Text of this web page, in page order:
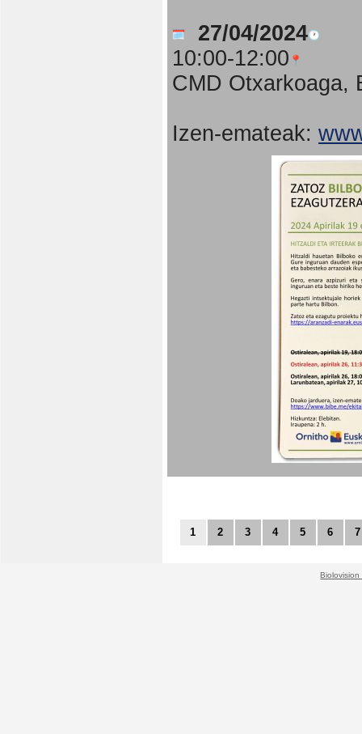
27/04/2024
10:00-12:00
CMD Otxarkoaga,
Izen-emateak:
1 2 3 4 5 6 7
Biolovision